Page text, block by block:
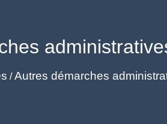
/Autres démarches